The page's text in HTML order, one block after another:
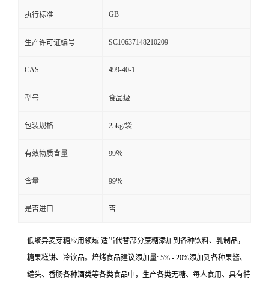
执行标准 GB
生产许可证编号 SC10637148210209
CAS 499-40-1
型号 食品级
包装规格 25kg/袋
有效物质含量 99％
含量 99％
是否进口 否
低聚异麦芽糖应用领域:适当代替部分蔗糖添加到各种饮料、乳制品，
糖果糕饼、冷饮品。焙烤食品建议添加量: 5% - 20%添加到各种果酱、
罐头、香肠各种酒类等各类食品中，生产各类无糖、每人食用、具有特